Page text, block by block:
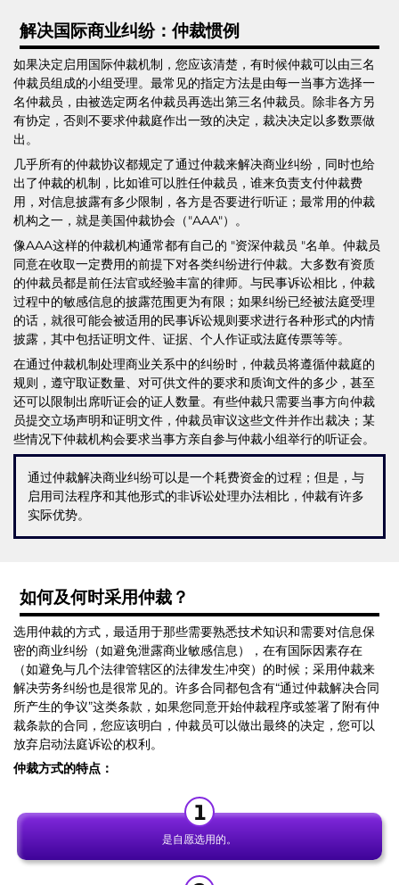
解决国际商业纠纷：仲裁惯例
如果决定启用国际仲裁机制，您应该清楚，有时候仲裁可以由三名
仲裁员组成的小组受理。最常见的指定方法是由每一当事方选择一
名仲裁员，由被选定两名仲裁员再选出第三名仲裁员。除非各方另
有协定，否则不要求仲裁庭作出一致的决定，裁决决定以多数票做
出。
几乎所有的仲裁协议都规定了通过仲裁来解决商业纠纷，同时也给
出了仲裁的机制，比如谁可以胜任仲裁员，谁来负责支付仲裁费
用，对信息披露有多少限制，各方是否要进行听证；最常用的仲裁
机构之一，就是美国仲裁协会（"AAA"）。
像AAA这样的仲裁机构通常都有自己的 "资深仲裁员 "名单。仲裁员
同意在收取一定费用的前提下对各类纠纷进行仲裁。大多数有资质
的仲裁员都是前任法官或经验丰富的律师。与民事诉讼相比，仲裁
过程中的敏感信息的披露范围更为有限；如果纠纷已经被法庭受理
的话，就很可能会被适用的民事诉讼规则要求进行各种形式的内情
披露，其中包括证明文件、证据、个人作证或法庭传票等等。
在通过仲裁机制处理商业关系中的纠纷时，仲裁员将遵循仲裁庭的
规则，遵守取证数量、对可供文件的要求和质询文件的多少，甚至
还可以限制出席听证会的证人数量。有些仲裁只需要当事方向仲裁
员提交立场声明和证明文件，仲裁员审议这些文件并作出裁决；某
些情况下仲裁机构会要求当事方亲自参与仲裁小组举行的听证会。
通过仲裁解决商业纠纷可以是一个耗费资金的过程；但是，与
启用司法程序和其他形式的非诉讼处理办法相比，仲裁有许多
实际优势。
如何及何时采用仲裁？
选用仲裁的方式，最适用于那些需要熟悉技术知识和需要对信息保
密的商业纠纷（如避免泄露商业敏感信息），在有国际因素存在
（如避免与几个法律管辖区的法律发生冲突）的时候；采用仲裁来
解决劳务纠纷也是很常见的。许多合同都包含有“通过仲裁解决合同
所产生的争议”这类条款，如果您同意开始仲裁程序或签署了附有仲
裁条款的合同，您应该明白，仲裁员可以做出最终的决定，您可以
放弃启动法庭诉讼的权利。
仲裁方式的特点：
是自愿选用的。